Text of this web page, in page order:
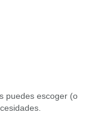
puedes escoger (o